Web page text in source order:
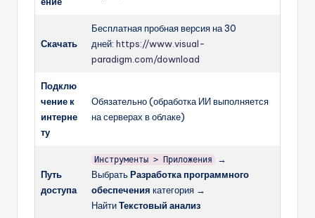
Скачать
Бесплатная пробная версия на 30
дней: https://www.visual-
paradigm.com/download
Подклю
чение к
интерне
ту
Обязательно (обработка ИИ выполняется
на серверах в облаке)
Путь
доступа
Инструменты > Приложения
→
ВыбратьРазработка программного
обеспечения категория →
НайтиТекстовый анализ